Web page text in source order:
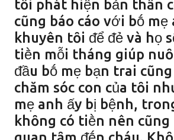
tȏi phát hiện bản thȃn
cũng báo cáo với bṓ mẹ
khuyên tȏi ᵭể ᵭẻ và họ
tiḕn mỗi tháng giúp
ᵭầu bṓ mẹ bạn trai
chăm sóc con của tȏi
mẹ anh ấy bị bệnh,
khȏng có tiḕn nên